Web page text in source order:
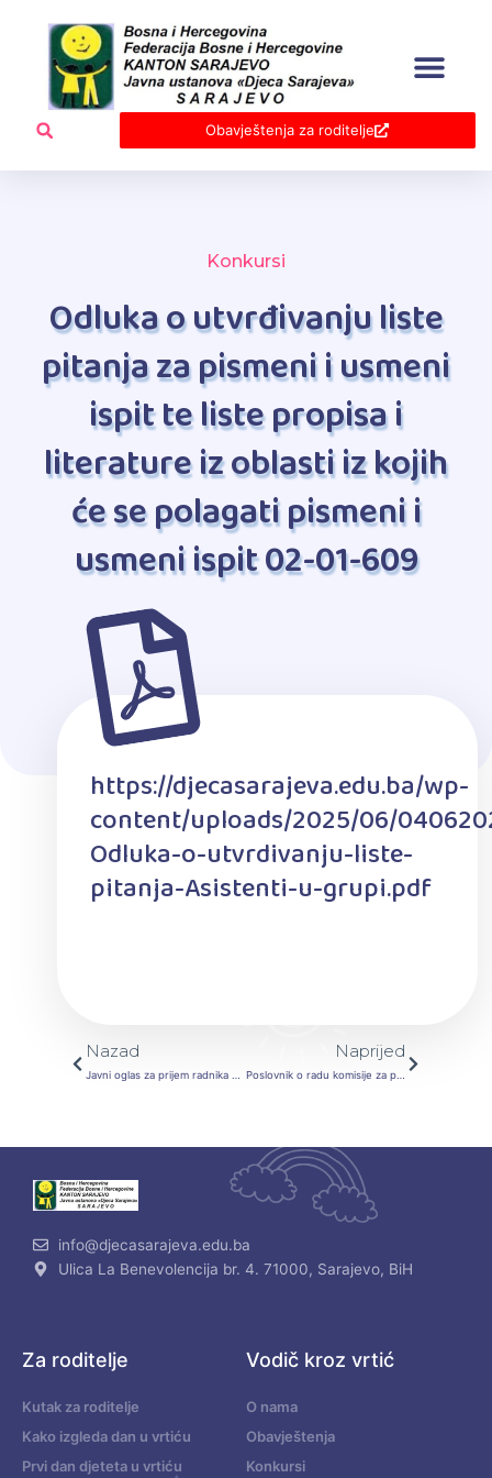
content
Obavještenja za roditelje
Konkursi
Odluka o utvrđivanju liste
pitanja za pismeni i usmeni
ispit te liste propisa i
literature iz oblasti iz kojih
će se polagati pismeni i
usmeni ispit 02-01-609
https://djecasarajeva.edu.ba/wp-
content/uploads/2025/06/
Odluka-o-utvrdivanju-liste-
pitanja-Asistenti-u-grupi.pdf
Prev
Nazad
Javni oglas za prijem radnika u radni odnos na određeno vrijeme
Naprijed
Poslovnik o radu komisije za provođenje postupka prijema u radni odnos u JU “Djeca Sarajeva” Sarajevo broj: 02-03-1129-1/25 od 03.06.2025.godine
info@djecasarajeva.edu.ba
Ulica La Benevolencija br. 4. 71000, Sarajevo, BiH
Za roditelje
Kutak za roditelje
Kako izgleda dan u vrtiću
Prvi dan djeteta u vrtiću
Vodič kroz vrtić
O nama
Obavještenja
Konkursi